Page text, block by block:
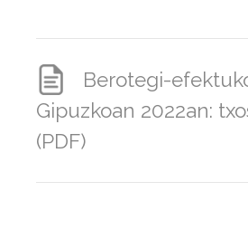
Berotegi-
Gipuzkoan 2022an:
(PDF)